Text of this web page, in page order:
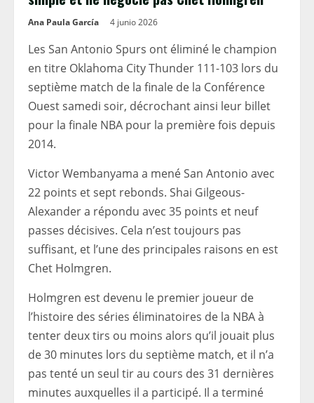
Ana Paula García 4 junio 2026
Les San Antonio Spurs ont éliminé le champion
en titre Oklahoma City Thunder 111-103 lors du
septième match de la finale de la Conférence
Ouest samedi soir, décrochant ainsi leur billet
pour la finale NBA pour la première fois depuis
2014.
Victor Wembanyama a mené San Antonio avec
22 points et sept rebonds. Shai Gilgeous-
Alexander a répondu avec 35 points et neuf
passes décisives. Cela n’est toujours pas
suffisant, et l’une des principales raisons en est
Chet Holmgren.
Holmgren est devenu le premier joueur de
l’histoire des séries éliminatoires de la NBA à
tenter deux tirs ou moins alors qu’il jouait plus
de 30 minutes lors du septième match, et il n’a
pas tenté un seul tir au cours des 31 dernières
minutes auxquelles il a participé. Il a terminé